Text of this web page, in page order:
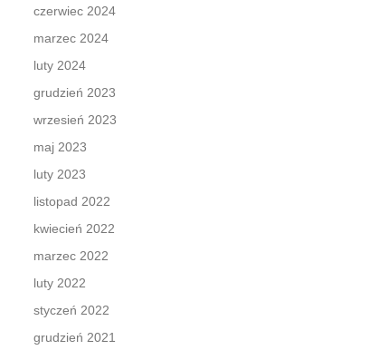
czerwiec 2024
marzec 2024
luty 2024
grudzień 2023
wrzesień 2023
maj 2023
luty 2023
listopad 2022
kwiecień 2022
marzec 2022
luty 2022
styczeń 2022
grudzień 2021